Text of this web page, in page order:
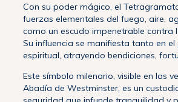
Con su poder mágico, el
fuerzas elementales del fuego, aire,
como un escudo impenetrable contra
Su influencia se manifiesta tanto en
espiritual, atrayendo bendiciones,
Este símbolo milenario, visible en las
Abadía de Westminster, es un